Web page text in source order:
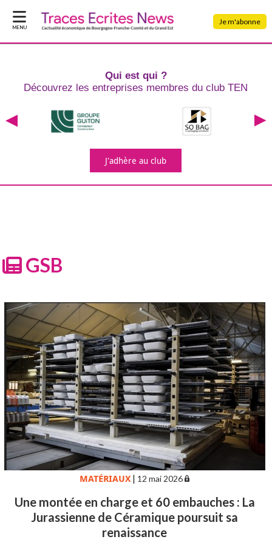
MENU
Je m'abonne
Qui est qui ?
Découvrez les entreprises membres du club TEN
J'adhèreau club
GSB
MATÉRIAUX| 12 mai 2026
Une montée en charge et 60 embauches : La
Jurassienne de Céramique poursuit sa
renaissance